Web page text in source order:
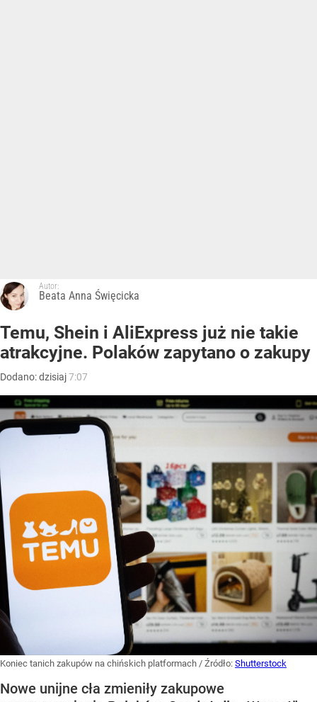
Autor:
Beata Anna Święcicka
Temu, Shein i AliExpress już nie takie
atrakcyjne. Polaków zapytano o zakupy
Dodano:dzisiaj7:07
Koniec tanich zakupów na chińskich platformach / Źródło: Shutterstock
Nowe unijne cła zmieniły zakupowe